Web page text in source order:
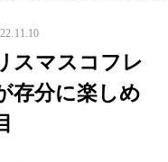
スマスコフレ
存分に楽しめ